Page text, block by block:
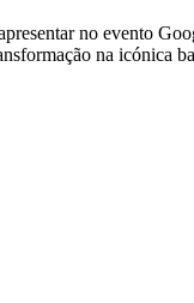
no evento
na icónica